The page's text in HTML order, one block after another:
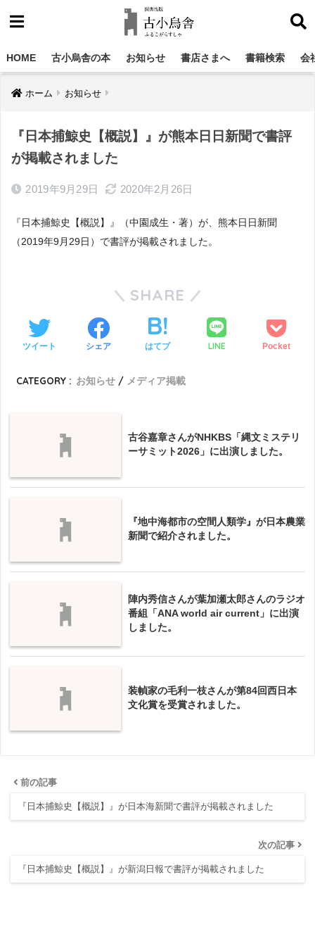
HOME 古小烏舎の本 お知らせ 書店さまへ 書籍検索 会
ホーム お知らせ
『日本捕鯨史【概説】』が熊本日日新聞で書評
が掲載されました
2019年9月29日 2020年2月26日
『日本捕鯨史【概説】』（中園成生・著）が、熊本日日新聞
（2019年9月29日）で書評が掲載されました。
SHARE
ツイート シェア はてブ LINE Pocket
CATEGORY : お知らせ メディア掲載
古谷嘉章さんがNHKBS「縄文ミステリ
ーサミット2026」に出演しました。
『地中海都市の空間人類学』が日本農業
新聞で紹介されました。
陣内秀信さんが葉加瀬太郎さんのラジオ
番組「ANA world air current」に出演
しました。
装幀家の毛利一枝さんが第84回西日本
文化賞を受賞されました。
前の記事
『日本捕鯨史【概説】』が日本海新聞で書評が掲載されました
次の記事
『日本捕鯨史【概説】』が新潟日報で書評が掲載されました